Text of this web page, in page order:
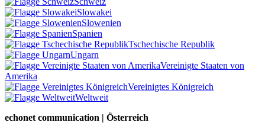
Slowakei
Slowenien
Spanien
Tschechische Republik
Ungarn
Vereinigte Staaten von
Amerika
Vereinigtes Königreich
Weltweit
echonet communication | Österreich